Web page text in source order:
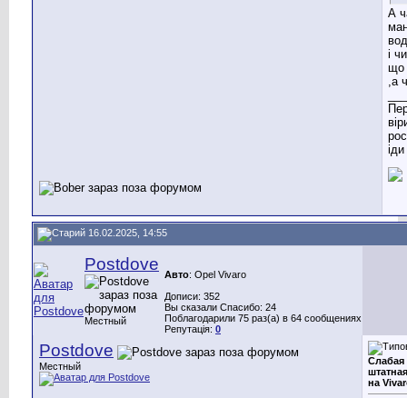
А
і
що
,а
16.02.2025, 14:55
Postdove
Местный
Авто: Opel Vivaro
Дописи: 352
Вы сказали Спасибо: 24
Поблагодарили 75 раз(а) в 64 сообщениях
Репутація: 0
Postdove
Местный
Слабая
на